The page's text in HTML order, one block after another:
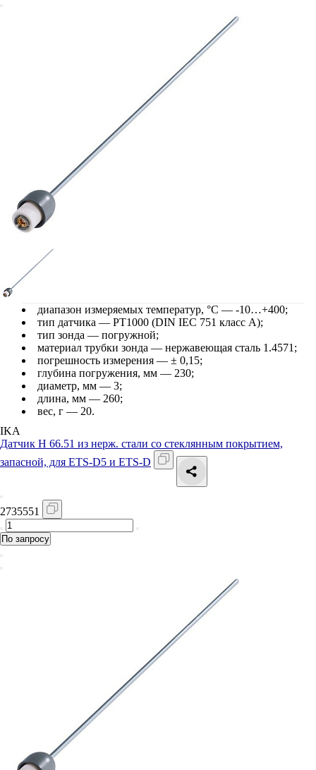
диапазон измеряемых температур, °С — -10…+400;
тип датчика — PT1000 (DIN IEC 751 класс А);
тип зонда — погружной;
материал трубки зонда — нержавеющая сталь 1.4571;
погрешность измерения — ± 0,15;
глубина погружения, мм — 230;
диаметр, мм — 3;
длина, мм — 260;
вес, г — 20.
IKA
Датчик H 66.51 из нерж. стали со стеклянным покрытием,
запасной, для ETS-D5 и ETS-D
2735551
По запросу